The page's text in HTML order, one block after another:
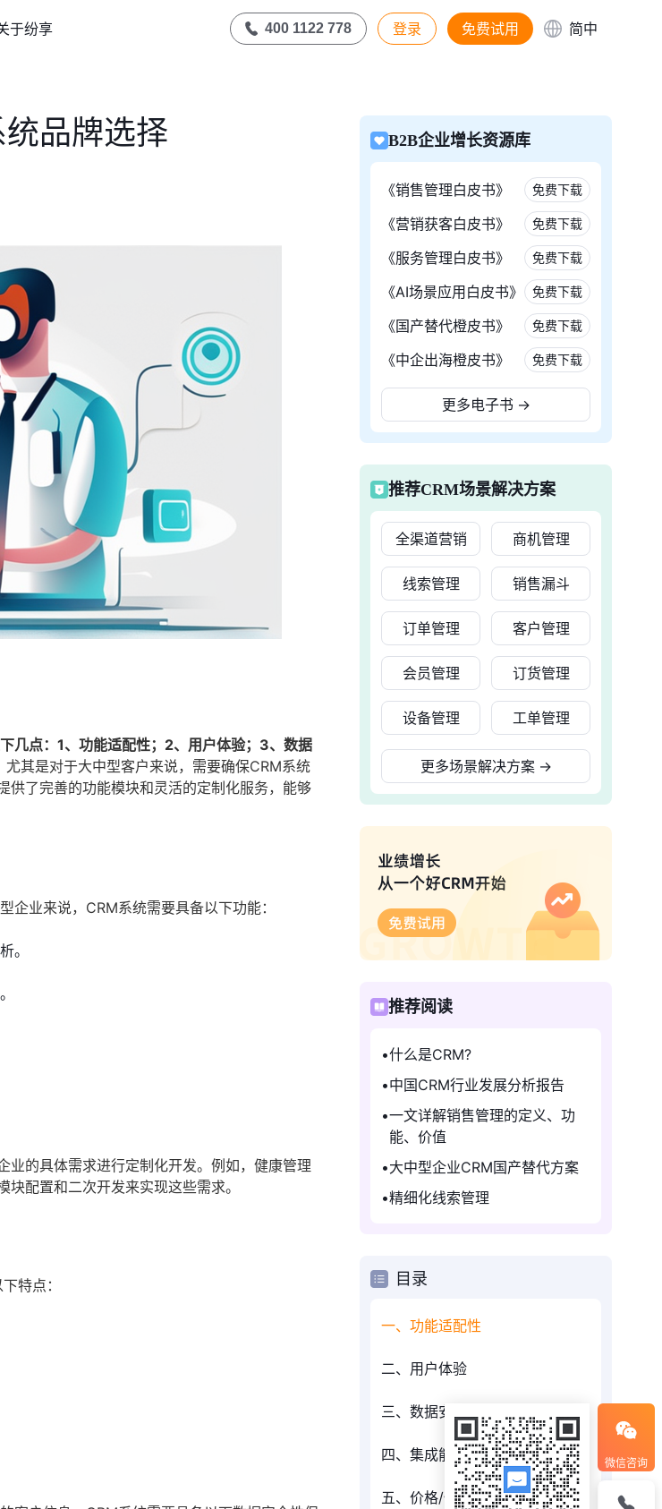
于纷享 400 1122 778 登录 免费试用 简中
品牌选择
几点：1、功能适配性；2、用户体验；3、数据
尤其是对于大中型客户来说，需要确保CRM系统
供了完善的功能模块和灵活的定制化服务，能够
业来说，CRM系统需要具备以下功能：
。
业的具体需求进行定制化开发。例如，健康管理
配置和二次开发来实现这些需求。
特点：
B2B企业增长资源库
《销售管理白皮书》 免费下载
《营销获客白皮书》 免费下载
《服务管理白皮书》 免费下载
《AI场景应用白皮书》 免费下载
《国产替代橙皮书》 免费下载
《中企出海橙皮书》 免费下载
更多电子书 →
推荐CRM场景解决方案
全渠道营销 商机管理
线索管理 销售漏斗
订单管理 客户管理
会员管理 订货管理
设备管理 工单管理
更多场景解决方案 →
推荐阅读
什么是CRM?
中国CRM行业发展分析报告
一文详解销售管理的定义、功
能、价值
大中型企业CRM国产替代方案
精细化线索管理
目录
一、功能适配性
二、用户体验
三、数据安全性
四、集成能力
五、价格/性价比
微信咨询